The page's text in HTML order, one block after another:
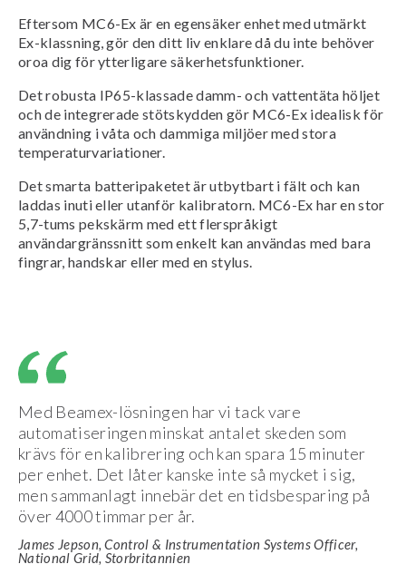
Eftersom MC6-Ex är en egensäker enhet med utmärkt
Ex-klassning, gör den ditt liv enklare då du inte behöver
oroa dig för ytterligare säkerhetsfunktioner.
Det robusta IP65-klassade damm- och vattentäta höljet
och de integrerade stötskydden gör MC6-Ex idealisk för
användning i våta och dammiga miljöer med stora
temperaturvariationer.
Det smarta batteripaketet är utbytbart i fält och kan
laddas inuti eller utanför kalibratorn. MC6-Ex har en stor
5,7-tums pekskärm med ett flerspråkigt
användargränssnitt som enkelt kan användas med bara
fingrar, handskar eller med en stylus.
Med Beamex-lösningen har vi tack vare
automatiseringen minskat antalet skeden som
krävs för en kalibrering och kan spara 15 minuter
per enhet. Det låter kanske inte så mycket i sig,
men sammanlagt innebär det en tidsbesparing på
över 4000 timmar per år.
James Jepson, Control & Instrumentation Systems Officer,
National Grid, Storbritannien